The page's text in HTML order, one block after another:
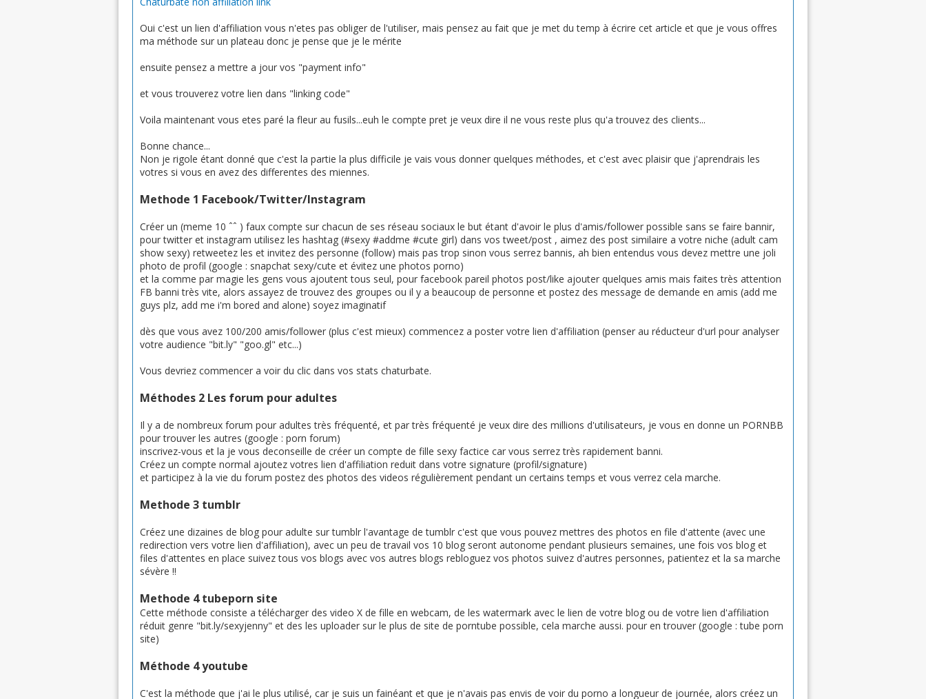
Oui c'est un lien d'affiliation vous n'etes pas obliger de l'utiliser, mais pensez au fait que je met du temp à écrire cet article et que je vous offres
ma méthode sur un plateau donc je pense que je le mérite
ensuite pensez a mettre a jour vos "payment info"
et vous trouverez votre lien dans "linking code"
Voila maintenant vous etes paré la fleur au fusils...euh le compte pret je veux dire il ne vous reste plus qu'a trouvez des clients...
Bonne chance...
Non je rigole étant donné que c'est la partie la plus difficile je vais vous donner quelques méthodes, et c'est avec plaisir que j'aprendrais les
votres si vous en avez des differentes des miennes.
Methode 1 Facebook/Twitter/Instagram
Créer un (meme 10 ˆˆ ) faux compte sur chacun de ses réseau sociaux le but étant d'avoir le plus d'amis/follower possible sans se faire bannir,
pour twitter et instagram utilisez les hashtag (#sexy #addme #cute girl) dans vos tweet/post , aimez des post similaire a votre niche (adult cam
show sexy) retweetez les et invitez des personne (follow) mais pas trop sinon vous serrez bannis, ah bien entendus vous devez mettre une joli
photo de profil (google : snapchat sexy/cute et évitez une photos porno)
et la comme par magie les gens vous ajoutent tous seul, pour facebook pareil photos post/like ajouter quelques amis mais faites très attention
FB banni très vite, alors assayez de trouvez des groupes ou il y a beaucoup de personne et postez des message de demande en amis (add me
guys plz, add me i'm bored and alone) soyez imaginatif
dès que vous avez 100/200 amis/follower (plus c'est mieux) commencez a poster votre lien d'affiliation (penser au réducteur d'url pour analyser
votre audience "bit.ly" "goo.gl" etc...)
Vous devriez commencer a voir du clic dans vos stats chaturbate.
Méthodes 2 Les forum pour adultes
Il y a de nombreux forum pour adultes très fréquenté, et par très fréquenté je veux dire des millions d'utilisateurs, je vous en donne un PORNBB
pour trouver les autres (google : porn forum)
inscrivez-vous et la je vous deconseille de créer un compte de fille sexy factice car vous serrez très rapidement banni.
Créez un compte normal ajoutez votres lien d'affiliation reduit dans votre signature (profil/signature)
et participez à la vie du forum postez des photos des videos régulièrement pendant un certains temps et vous verrez cela marche.
Methode 3 tumblr
Créez une dizaines de blog pour adulte sur tumblr l'avantage de tumblr c'est que vous pouvez mettres des photos en file d'attente (avec une
redirection vers votre lien d'affiliation), avec un peu de travail vos 10 blog seront autonome pendant plusieurs semaines, une fois vos blog et
files d'attentes en place suivez tous vos blogs avec vos autres blogs rebloguez vos photos suivez d'autres personnes, patientez et la sa marche
sévère !!
Methode 4 tubeporn site
Cette méthode consiste a télécharger des video X de fille en webcam, de les watermark avec le lien de votre blog ou de votre lien d'affiliation
réduit genre "bit.ly/sexyjenny" et des les uploader sur le plus de site de porntube possible, cela marche aussi. pour en trouver (google : tube porn
site)
Méthode 4 youtube
C'est la méthode que j'ai le plus utilisé, car je suis un fainéant et que je n'avais pas envis de voir du porno a longueur de journée, alors créez un